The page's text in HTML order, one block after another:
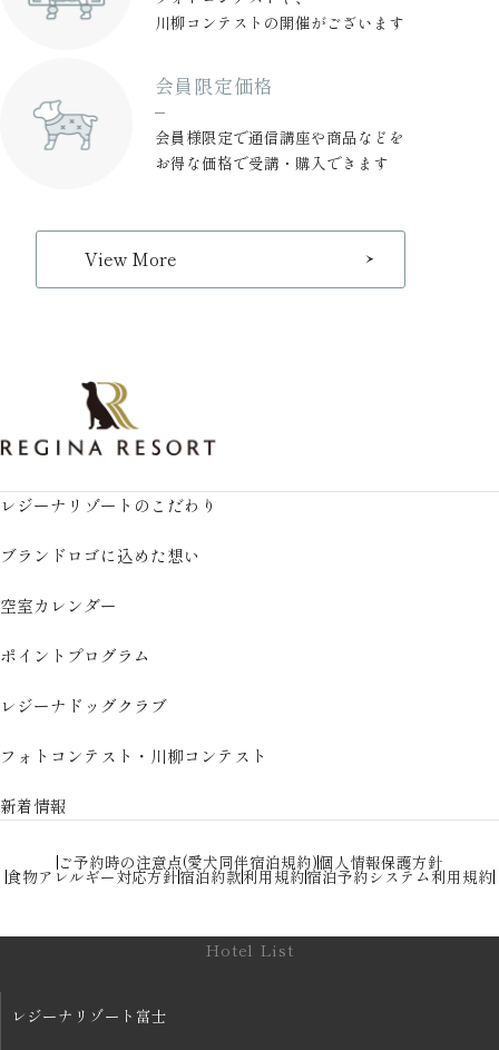
川柳コンテストの開催がございます
会員限定価格
会員様限定で通信講座や商品などを
お得な価格で受講・購入できます
View More
レジーナリゾートのこだわり
ブランドロゴに込めた想い
空室カレンダー
ポイントプログラム
レジーナドッグクラブ
フォトコンテスト・川柳コンテスト
新着情報
ご予約時の注意点(愛犬同伴宿泊規約)個人情報保護方針
食物アレルギー対応方針宿泊約款利用規約宿泊予約システム利用規約
Hotel List
レジーナリゾート富士